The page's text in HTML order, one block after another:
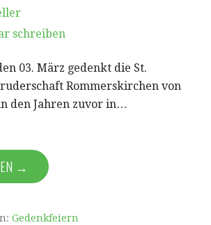
schreiben
03. März gedenkt die St.
Rommerskirchen von
den Jahren zuvor in…
→
Gedenkfeiern